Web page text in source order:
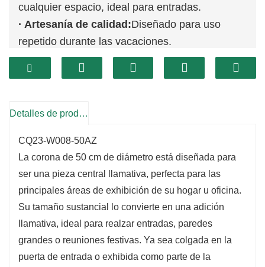
cualquier espacio, ideal para entradas.
· Artesanía de calidad:Diseñado para uso
repetido durante las vacaciones.
Detalles de producto
CQ23-W008-50AZ
La corona de 50 cm de diámetro está diseñada para
ser una pieza central llamativa, perfecta para las
principales áreas de exhibición de su hogar u oficina.
Su tamaño sustancial lo convierte en una adición
llamativa, ideal para realzar entradas, paredes
grandes o reuniones festivas. Ya sea colgada en la
puerta de entrada o exhibida como parte de la